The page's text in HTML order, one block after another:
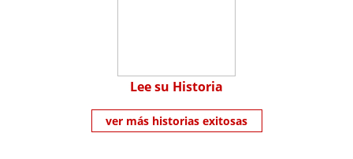
Lee su Historia
ver más historias exitosas